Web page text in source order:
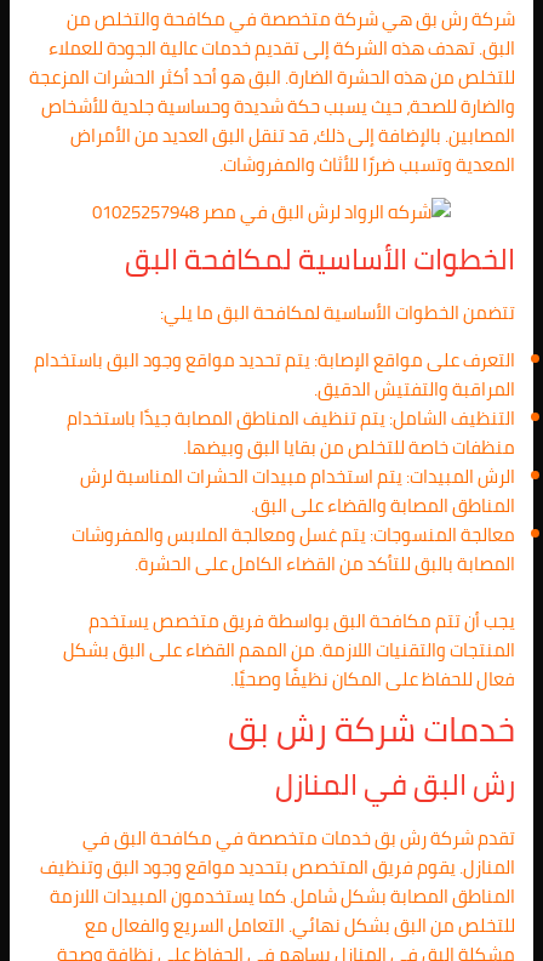
شركة رش بق هي شركة متخصصة في مكافحة والتخلص من
البق. تهدف هذه الشركة إلى تقديم خدمات عالية الجودة للعملاء
للتخلص من هذه الحشرة الضارة. البق هو أحد أكثر الحشرات المزعجة
والضارة للصحة، حيث يسبب حكة شديدة وحساسية جلدية للأشخاص
المصابين. بالإضافة إلى ذلك، قد تنقل البق العديد من الأمراض
المعدية وتسبب ضررًا للأثاث والمفروشات.
الخطوات الأساسية لمكافحة البق
تتضمن الخطوات الأساسية لمكافحة البق ما يلي:
التعرف على مواقع الإصابة: يتم تحديد مواقع وجود البق باستخدام
المراقبة والتفتيش الدقيق.
التنظيف الشامل: يتم تنظيف المناطق المصابة جيدًا باستخدام
منظفات خاصة للتخلص من بقايا البق وبيضها.
الرش المبيدات: يتم استخدام مبيدات الحشرات المناسبة لرش
المناطق المصابة والقضاء على البق.
معالجة المنسوجات: يتم غسل ومعالجة الملابس والمفروشات
المصابة بالبق للتأكد من القضاء الكامل على الحشرة.
يجب أن تتم مكافحة البق بواسطة فريق متخصص يستخدم
المنتجات والتقنيات اللازمة. من المهم القضاء على البق بشكل
فعال للحفاظ على المكان نظيفًا وصحيًا.
خدمات شركة رش بق
رش البق في المنازل
تقدم شركة رش بق خدمات متخصصة في مكافحة البق في
المنازل. يقوم فريق المتخصص بتحديد مواقع وجود البق وتنظيف
المناطق المصابة بشكل شامل. كما يستخدمون المبيدات اللازمة
للتخلص من البق بشكل نهائي. التعامل السريع والفعال مع